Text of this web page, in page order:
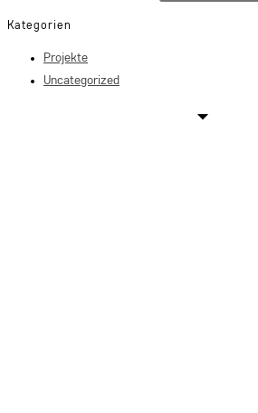
Kategorien
Projekte
Uncategorized